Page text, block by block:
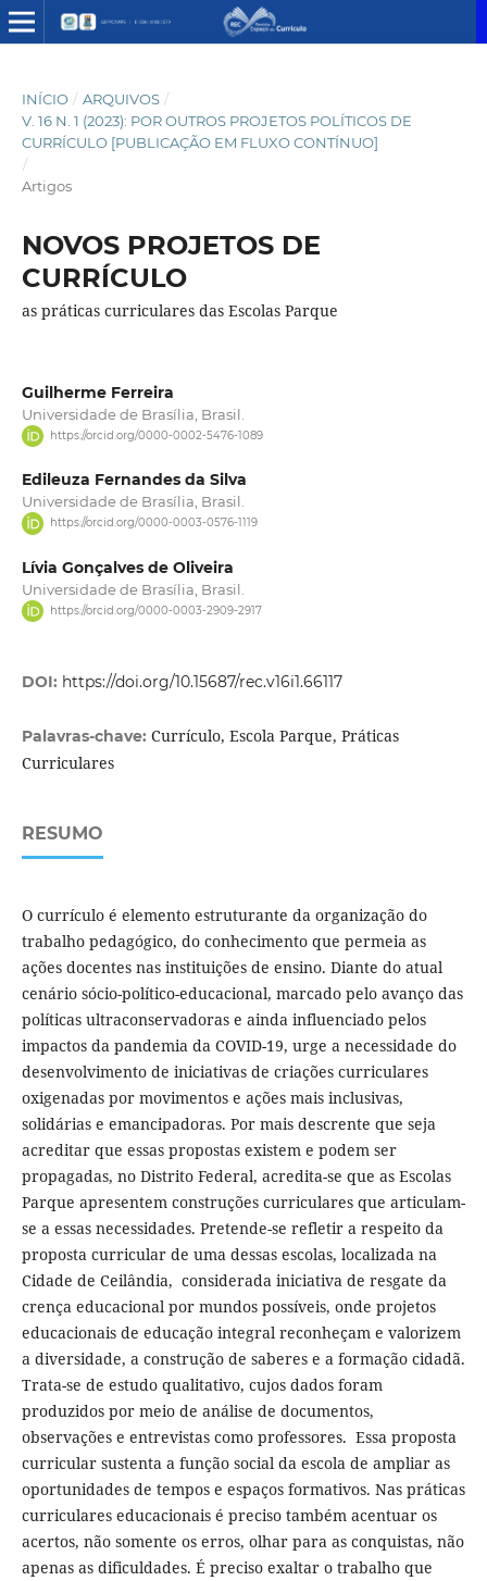
INÍCIO / ARQUIVOS /
V. 16 N. 1 (2023): POR OUTROS PROJETOS POLÍTICOS DE
CURRÍCULO [PUBLICAÇÃO EM FLUXO CONTÍNUO]
/
Artigos
NOVOS PROJETOS DE
CURRÍCULO
as práticas curriculares das Escolas Parque
Guilherme Ferreira
Universidade de Brasília, Brasil.
https://orcid.org/0000-0002-5476-1089
Edileuza Fernandes da Silva
Universidade de Brasília, Brasil.
https://orcid.org/0000-0003-0576-1119
Lívia Gonçalves de Oliveira
Universidade de Brasília, Brasil.
https://orcid.org/0000-0003-2909-2917
DOI: https://doi.org/10.15687/rec.v16i1.66117
Palavras-chave: Currículo, Escola Parque, Práticas
Curriculares
RESUMO
O currículo é elemento estruturante da organização do
trabalho pedagógico, do conheci­mento que permeia as
ações docentes nas instituições de ensino. Diante do atual
cenário sócio-político-educacional, marcado pelo avanço das
políticas ultraconservadoras e ainda influenciado pelos
impactos da pandemia da COVID-19, urge a necessidade do
desenvolvimento de iniciativas de criações curriculares
oxigenadas por movimentos e ações mais inclusivas,
solidárias e emancipadoras. Por mais descrente que seja
acreditar que essas propostas existem e podem ser
propagadas, no Distrito Federal, acredita-se que as Escolas
Parque apresentem construções curriculares que articulam-
se a essas necessidades. Pretende-se refletir a respeito da
proposta curricular de uma dessas escolas, localizada na
Cidade de Ceilândia, considerada iniciativa de resgate da
crença educacional por mundos possíveis, onde projetos
educacionais de educação integral reconheçam e valorizem
a diversidade, a construção de saberes e a formação cidadã.
Trata-se de estudo qualitativo, cujos dados foram
produzidos por meio de análise de documentos,
observações e entrevistas como professores. Essa proposta
curricular sustenta a função social da escola de ampliar as
oportunidades de tempos e espaços formativos. Nas práticas
curriculares educacionais é preciso também acentuar os
acertos, não somente os erros, olhar para as conquistas, não
apenas as dificuldades. É preciso exaltar o trabalho que